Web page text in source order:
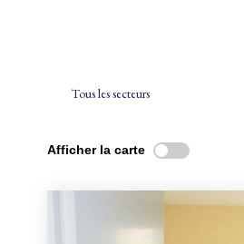
Tous les secteurs
Afficher la carte